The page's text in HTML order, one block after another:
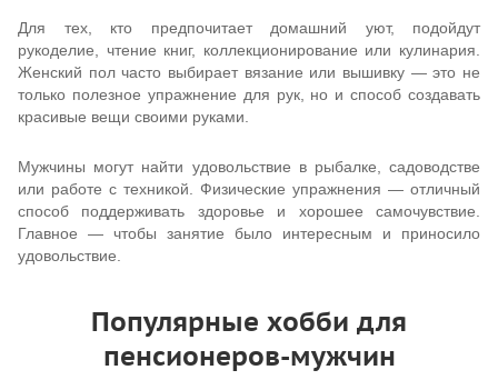
Для тех, кто предпочитает домашний уют, подойдут
рукоделие, чтение книг, коллекционирование или кулинария.
Женский пол часто выбирает вязание или вышивку — это не
только полезное упражнение для рук, но и способ создавать
красивые вещи своими руками.
Мужчины могут найти удовольствие в рыбалке, садоводстве
или работе с техникой. Физические упражнения — отличный
способ поддерживать здоровье и хорошее самочувствие.
Главное — чтобы занятие было интересным и приносило
удовольствие.
Популярные хобби для
пенсионеров-мужчин